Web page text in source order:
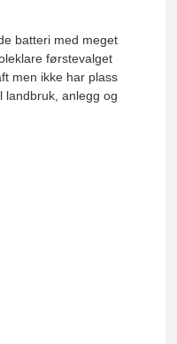
batteri med meget
førstevalget
men ikke har plass
landbruk, anlegg og